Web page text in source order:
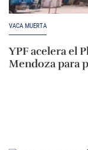
VACA MUERTA
YPF acelera el
Mendoza para